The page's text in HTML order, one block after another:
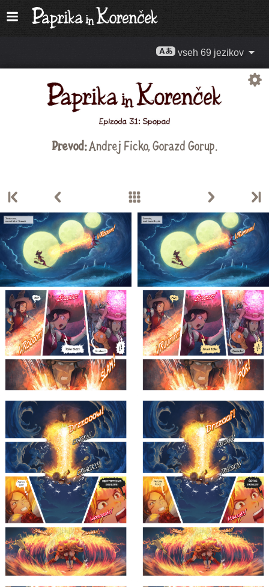
vseh 69 jezikov
Prevod:Andrej Ficko,Gorazd Gorup.